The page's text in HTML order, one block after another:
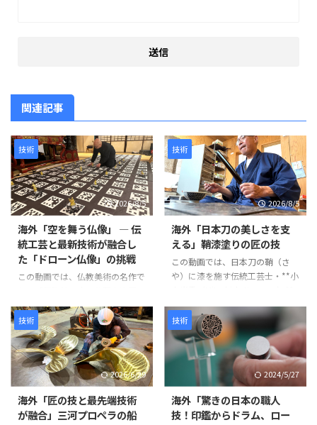
関連記事
技術
2026/8/5
海外「空を舞う仏像」 ― 伝
統工芸と最新技術が融合し
た「ドローン仏像」の挑戦
この動画では、仏教美術の名作で
を現代のテクノロジーで再現す
る、革新的なプロジェクトが紹介
されています。 阿弥陀如来と25
体の菩薩が極楽浄土から人々を迎
えに来る情景を、空中を舞うドロ
ーン仏像によって表現するとい
う、伝統文化と最新技術を融合さ
せた試みです。 制作には、約
1,500年にわたり受け継がれてき
技術
2026/8/5
海外「日本刀の美しさを支
える」鞘漆塗りの匠の技
この動画では、日本刀の鞘（さ
や）に漆を施す伝統工芸士・**小
氏の仕事が紹介されています。日
本刀の鞘は単なる収納具ではな
く、刀身を守る重要な役割を担っ
ています。熟練の職人が幾度も塗
装と研磨を繰り返し、美しさと耐
久性を兼ね備えた鞘を完成させて
いきます。 製造工程は以下のよ
うに進みます。 まず、2枚の木材
を貼り合わせて作られた鞘の継ぎ
技術
2026/6/29
海外「匠の技と最先端技術
が融合」三河プロペラの船
技術
2024/5/27
海外「驚きの日本の職人
技！印鑑からドラム、ロー